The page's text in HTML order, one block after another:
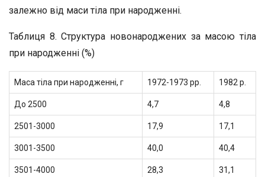
залежно від маси тіла при народженні.
Таблиця 8. Структура новонароджених за масою тіла
при народженні (%)
Маса тіла при народженні, г 1972-1973 pp. 1982 р.
До 2500 4,7 4,8
2501-3000 17,9 17,1
3001-3500 40,0 40,4
3501-4000 28,3 31,1